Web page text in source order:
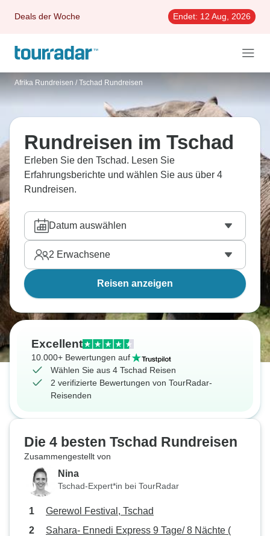
Deals der Woche Endet: 12 Aug, 2026
Afrika Rundreisen / Tschad Rundreisen
Rundreisen im Tschad
Erleben Sie den Tschad. Lesen Sie
Erfahrungsberichte und wählen Sie aus über 4
Rundreisen.
Datum auswählen
2 Erwachsene
Reisen anzeigen
Excellent
10.000+ Bewertungen auf
Wählen Sie aus 4 Tschad Reisen
2 verifizierte Bewertungen von TourRadar-
Reisenden
Die 4 besten Tschad Rundreisen
Zusammengestellt von
Nina
Tschad-Expert*in bei TourRadar
Gerewol Festival, Tschad
Sahara- Ennedi Express 9 Tage/ 8 Nächte (